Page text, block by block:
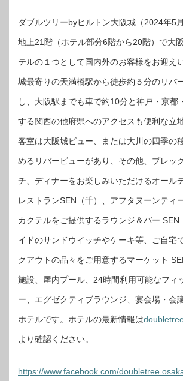
ダブルツリーbyヒルトン大阪城（2024年5
地上21階（ホテル部分6階から20階）で大
テルの１つとして国内外のお客様をお迎え
城最寄りの天満橋駅から徒歩約５分のリバ
し、大阪駅までも車で約10分と神戸・京都
する関西の他府県へのアクセスも便利な立
客室は大阪城ビュー、または大川の四季の
めるリバービューがあり、その他、ブレッ
チ、ディナーをお楽しみいただけるオール
レストランSEN（千）、アフタヌーンティ
カクテルをご提供するラウンジ＆バー SEN
イドのサンドウイッチやケーキ等、ご自宅
クアウトの品々をご用意するマーケット
施設、屋内プール、24時間利用可能なフィ
ー、エグゼクティブラウンジ、宴会場・会
ホテルです。ホテルの最新情報は
より確認ください。
https://www.facebook.com/